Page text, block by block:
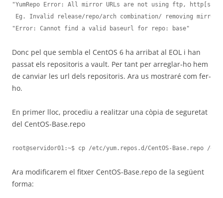
"YumRepo Error: All mirror URLs are not using ftp, http[s]
Eg. Invalid release/repo/arch combination/ removing
"Error: Cannot find a valid baseurl for repo: base"
Donc pel que sembla el CentOS 6 ha arribat al EOL i han
passat els repositoris a vault. Per tant per arreglar-ho hem
de canviar les url dels repositoris. Ara us mostraré com fer-
ho.
En primer lloc, procediu a realitzar una còpia de seguretat
del CentOS-Base.repo
root@servidor01:~$ cp /etc/yum.repos.d/CentOS-Base.repo /
Ara modificarem el fitxer CentOS-Base.repo de la següent
forma: